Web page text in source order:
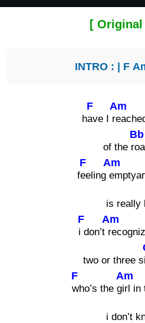
[ Original
INTRO : | F
h
F
ave I r
Am
of the r
Bb
f
F
eeling
Am
is really l
F
i don’t
Am
two or three s
F
who’s the g
Am
irl in
i don’t